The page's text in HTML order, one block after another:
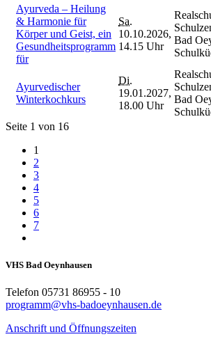
Ayurveda – Heilung
& Harmonie für
Körper und Geist, ein
Gesundheitsprogramm
für
Sa.
10.10.2026,
14.15 Uhr
Bad
Ayurvedischer
Winterkochkurs
Di.
19.01.2027,
18.00 Uhr
Bad
Seite 1 von 16
1
2
3
4
5
6
7
VHS Bad Oeynhausen
Telefon 05731 86955 - 10
programm@vhs-badoeynhausen.de
Anschrift und Öffnungszeiten